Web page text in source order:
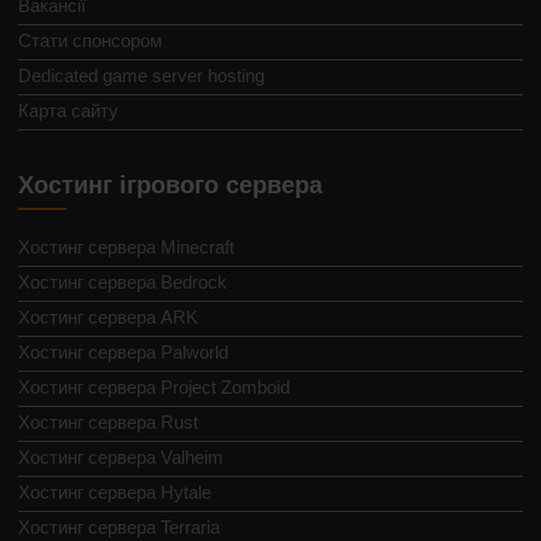
Вакансії
Стати спонсором
Dedicated game server hosting
Карта сайту
Хостинг ігрового сервера
Хостинг сервера Minecraft
Хостинг сервера Bedrock
Хостинг сервера ARK
Хостинг сервера Palworld
Хостинг сервера Project Zomboid
Хостинг сервера Rust
Хостинг сервера Valheim
Хостинг сервера Hytale
Хостинг сервера Terraria